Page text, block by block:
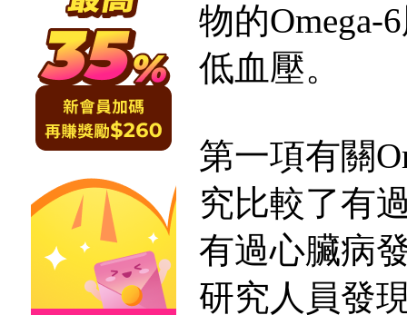
物的Omega-
低血壓。
第一項有關
究比較了有
有過心臟病
研究人員發